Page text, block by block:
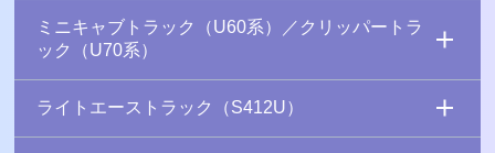
ミニキャブトラック（U60系）／クリッパートラ
ック（U70系）
ライトエーストラック（S412U）